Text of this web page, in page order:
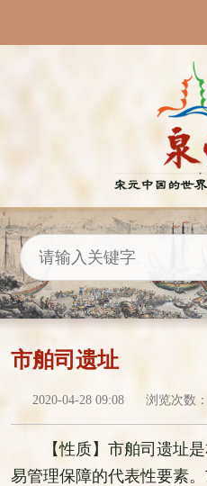
市舶司遗址
2020-04-28 09:08 浏览次数：
【性质】市舶司遗址是
易管理保障的代表性要素